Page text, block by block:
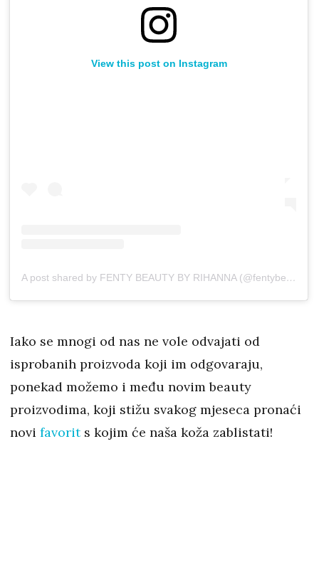
View this post on Instagram
A post shared by FENTY BEAUTY BY RIHANNA (@fentybeauty)
Iako se mnogi od nas ne vole odvajati od
isprobanih proizvoda koji im odgovaraju,
ponekad možemo i među novim beauty
proizvodima, koji stižu svakog mjeseca pronaći
novi favorit s kojim će naša koža zablistati!